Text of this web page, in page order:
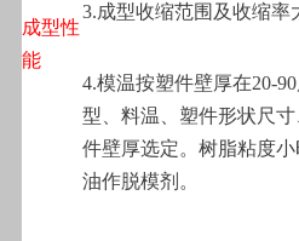
成型性
能
3.成型收缩范围及收缩
4.模温按塑件壁厚在20-
型、料温、塑件形状尺
件壁厚选定。树脂粘度
油作脱模剂。